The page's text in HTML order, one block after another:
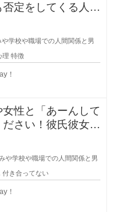
定をしてくる人っ
で恋
学校や職場での人間関係と男
理 特徴
！
性と「あーんして
さい！彼氏彼女で
あー
や学校や職場での人間関係と男
付き合ってない
！